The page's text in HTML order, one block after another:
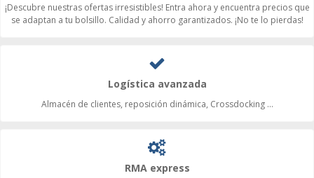
¡Descubre nuestras ofertas irresistibles! Entra ahora y encuentra precios que
se adaptan a tu bolsillo. Calidad y ahorro garantizados. ¡No te lo pierdas!
Logística avanzada
Almacén de clientes, reposición dinámica, Crossdocking ...
RMA express